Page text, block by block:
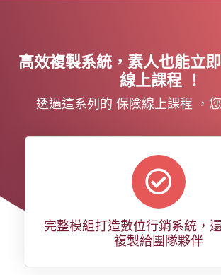
高效複製系統，素人也能立
線上課程 ！
透過這系列的 保險線上課程 ，
完整模組打造數位行銷系統，
複製給團隊夥伴